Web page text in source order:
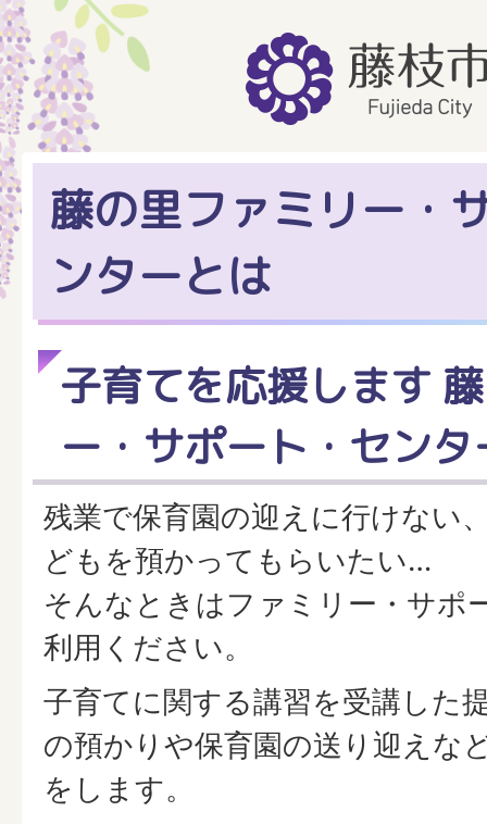
藤の里ファミリー・
ンターとは
子育てを応援します
ー・サポート・センタ
残業で保育園の迎えに行けない
どもを預かってもらいたい…
そんなときはファミリー・サポ
利用ください。
子育てに関する講習を受講した
の預かりや保育園の送り迎えな
をします。